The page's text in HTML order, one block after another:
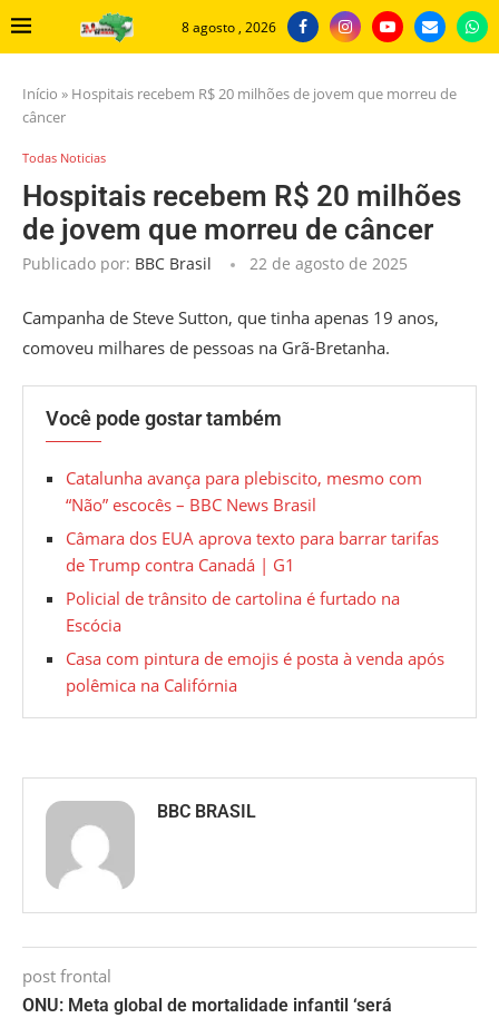
8 agosto , 2026
Início » Hospitais recebem R$ 20 milhões de jovem que morreu de
câncer
Todas Noticias
Hospitais recebem R$ 20 milhões
de jovem que morreu de câncer
Publicado por: BBC Brasil 22 de agosto de 2025
Campanha de Steve Sutton, que tinha apenas 19 anos,
comoveu milhares de pessoas na Grã-Bretanha.
Você pode gostar também
Catalunha avança para plebiscito, mesmo com
“Não” escocês – BBC News Brasil
Câmara dos EUA aprova texto para barrar tarifas
de Trump contra Canadá | G1
Policial de trânsito de cartolina é furtado na
Escócia
Casa com pintura de emojis é posta à venda após
polêmica na Califórnia
BBC BRASIL
post frontal
ONU: Meta global de mortalidade infantil ‘será